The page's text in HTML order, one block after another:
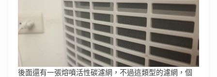
後面還有一張熔噴活性碳濾網，不過這類型的濾網，個